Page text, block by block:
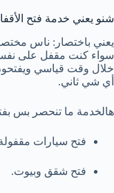
شنو يعني خدمة فتح
يعني باختصار: ناس
سواء كنت مقفل على
خلال وقت قياسي ويفتحون
أي شي ثاني.
هالخدمة ما تنحصر بس
فتح سيارات
فتح شقق وبيوت.